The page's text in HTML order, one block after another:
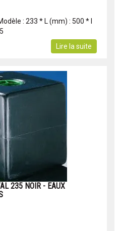
: 233 * L (mm) : 500 * l
Lire la suite
235 NOIR - EAUX